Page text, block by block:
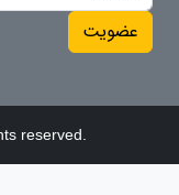
عضویت
reserved.